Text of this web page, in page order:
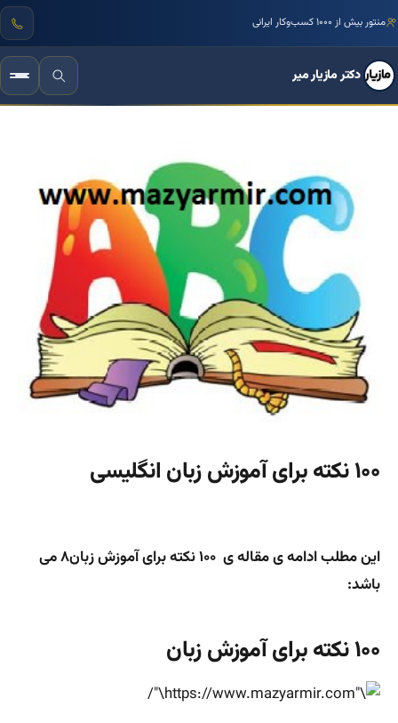
منتور بیش از ۱۰۰۰ کسب‌وکار ایرانی
دکتر مازیار میر
۱۰۰ نکته برای آموزش زبان انگلیسی
این مطلب ادامه ی مقاله ی ۱۰۰ نکته برای آموزش زبان۸ می
باشد:
۱۰۰ نکته برای آموزش زبان